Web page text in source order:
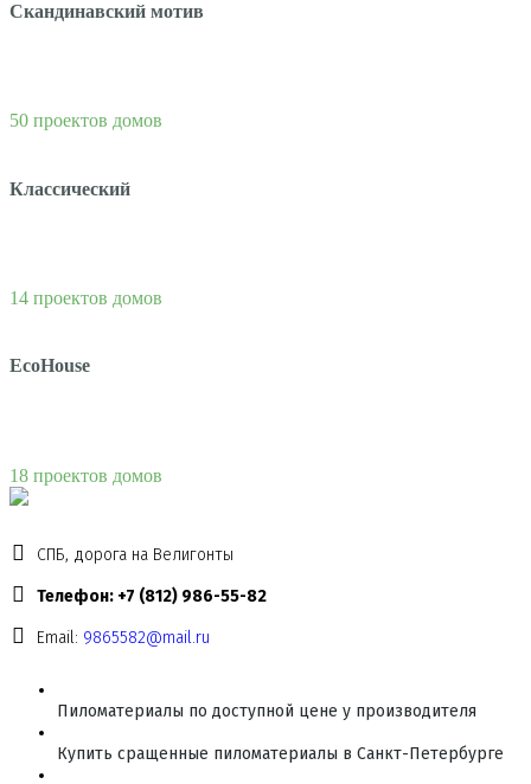
Скандинавский мотив
50 проектов домов
Классический
14 проектов домов
EcoHouse
18 проектов домов
СПБ, дорога на Велигонты
Телефон: +7 (812) 986-55-82
Email: 9865582@mail.ru
Пиломатериалы по доступной цене у производителя
Купить сращенные пиломатериалы в Санкт-Петербурге